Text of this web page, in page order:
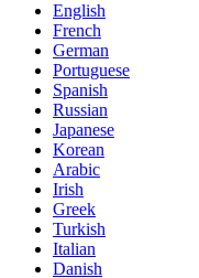
English
French
German
Portuguese
Spanish
Russian
Japanese
Korean
Arabic
Irish
Greek
Turkish
Italian
Danish